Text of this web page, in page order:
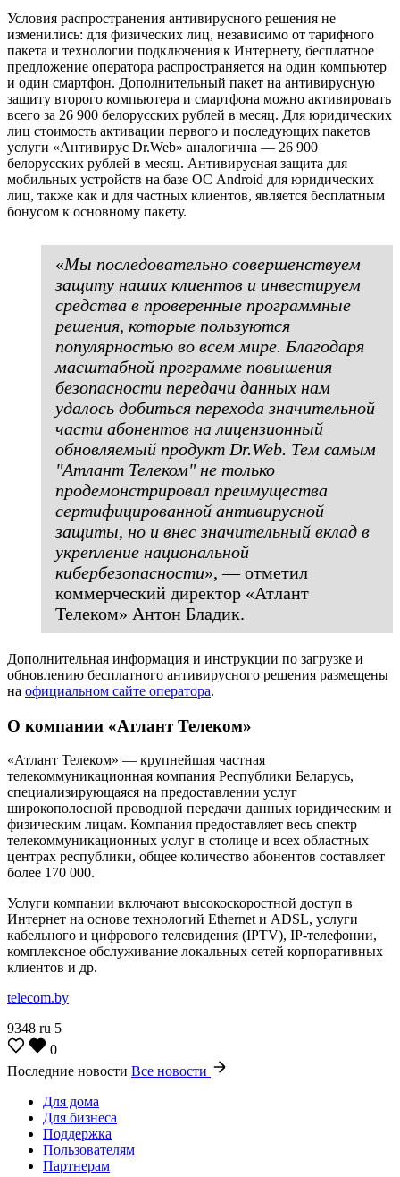
Условия распространения антивирусного решения не
изменились: для физических лиц, независимо от тарифного
пакета и технологии подключения к Интернету, бесплатное
предложение оператора распространяется на один компьютер
и один смартфон. Дополнительный пакет на антивирусную
защиту второго компьютера и смартфона можно активировать
всего за 26 900 белорусских рублей в месяц. Для юридических
лиц стоимость активации первого и последующих пакетов
услуги «Антивирус Dr.Web» аналогична — 26 900
белорусских рублей в месяц. Антивирусная защита для
мобильных устройств на базе ОС Android для юридических
лиц, также как и для частных клиентов, является бесплатным
бонусом к основному пакету.
«Мы последовательно совершенствуем
защиту наших клиентов и инвестируем
средства в проверенные программные
решения, которые пользуются
популярностью во всем мире. Благодаря
масштабной программе повышения
безопасности передачи данных нам
удалось добиться перехода значительной
части абонентов на лицензионный
обновляемый продукт Dr.Web. Тем самым
"Атлант Телеком" не только
продемонстрировал преимущества
сертифицированной антивирусной
защиты, но и внес значительный вклад в
укрепление национальной
кибербезопасности», — отметил
коммерческий директор «Атлант
Телеком» Антон Бладик.
Дополнительная информация и инструкции по загрузке и
обновлению бесплатного антивирусного решения размещены
на официальном сайте оператора.
О компании «Атлант Телеком»
«Атлант Телеком» — крупнейшая частная
телекоммуникационная компания Республики Беларусь,
специализирующаяся на предоставлении услуг
широкополосной проводной передачи данных юридическим и
физическим лицам. Компания предоставляет весь спектр
телекоммуникационных услуг в столице и всех областных
центрах республики, общее количество абонентов составляет
более 170 000.
Услуги компании включают высокоскоростной доступ в
Интернет на основе технологий Ethernet и ADSL, услуги
кабельного и цифрового телевидения (IPTV), IP-телефонии,
комплексное обслуживание локальных сетей корпоративных
клиентов и др.
telecom.by
9348 ru 5
0
Последние новости Все новости
Для дома
Для бизнеса
Поддержка
Пользователям
Партнерам